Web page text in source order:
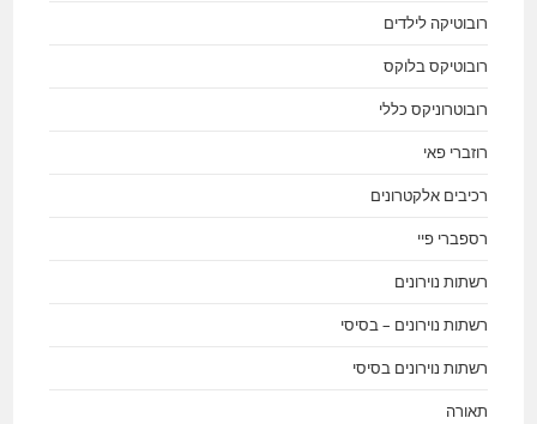
רובוטיקה לילדים
רובוטיקס בלוקס
רובוטרוניקס כללי
רוזברי פאי
רכיבים אלקטרונים
רספברי פיי
רשתות נוירונים
רשתות נוירונים – בסיסי
רשתות נוירונים בסיסי
תאורה